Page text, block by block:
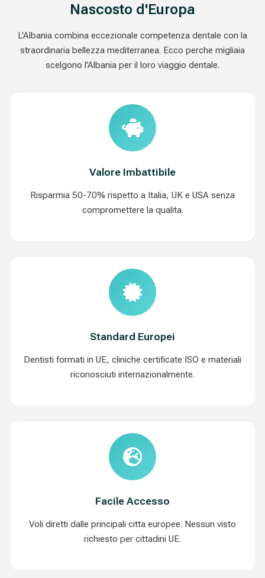
Nascosto d'Europa
L'Albania combina eccezionale competenza dentale con la
straordinaria bellezza mediterranea. Ecco perche migliaia
scelgono l'Albania per il loro viaggio dentale.
Valore Imbattibile
Risparmia 50-70% rispetto a Italia, UK e USA senza
compromettere la qualita.
Standard Europei
Dentisti formati in UE, cliniche certificate ISO e materiali
riconosciuti internazionalmente.
Facile Accesso
Voli diretti dalle principali citta europee. Nessun visto
richiesto per cittadini UE.